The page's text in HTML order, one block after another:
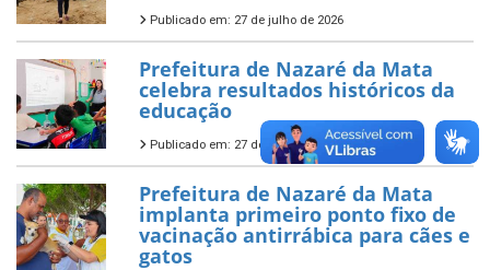
Publicado em: 27 de julho de 2026
Prefeitura de Nazaré da Mata
celebra resultados históricos da
educação
Publicado em: 27 de julho de 2026
Prefeitura de Nazaré da Mata
implanta primeiro ponto fixo de
vacinação antirrábica para cães e
gatos